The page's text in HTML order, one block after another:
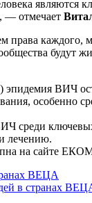
— отмечает
каждого,
будут
ВИЧ
среди
лечению.
на сайте
ВЕЦА
в странах